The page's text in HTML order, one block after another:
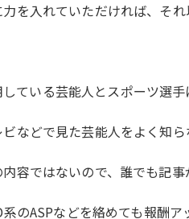
を入れていただければ、それ
ている芸能人とスポーツ選手
などで見た芸能人をよく知
容ではないので、誰でも記
のASPなどを絡めても報酬ア